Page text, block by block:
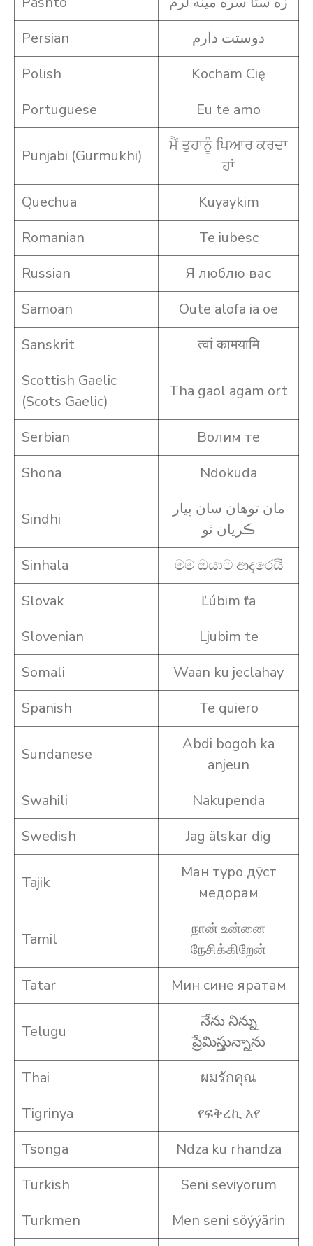
Persian
دوستت دارم
Polish
Kocham Cię
Portuguese
Eu te amo
Punjabi (Gurmukhi)
ਮੈਂ ਤੁਹਾਨੂੰ ਪਿਆਰ ਕਰਦਾ
ਹਾਂ
Quechua
Kuyaykim
Romanian
Te iubesc
Russian
Я люблю вас
Samoan
Oute alofa ia oe
Sanskrit
त्वां कामयामि
Scottish Gaelic
(Scots Gaelic)
Tha gaol agam ort
Serbian
Волим те
Shona
Ndokuda
Sindhi
مان توهان سان پيار
ڪريان ٿو
Sinhala
මම ඔයාට ආදරෙයි
Slovak
Ľúbim ťa
Slovenian
Ljubim te
Somali
Waan ku jeclahay
Spanish
Te quiero
Sundanese
Abdi bogoh ka
anjeun
Swahili
Nakupenda
Swedish
Jag älskar dig
Tajik
Ман туро дӯст
медорам
Tamil
நான் உன்னை
நேசிக்கிறேன்
Tatar
Мин сине яратам
Telugu
నేను నిన్ను
ప్రేమిస్తున్నాను
Thai
ผมรักคุณ
Tigrinya
የፍቅረኪ እየ
Tsonga
Ndza ku rhandza
Turkish
Seni seviyorum
Turkmen
Men seni söýýärin